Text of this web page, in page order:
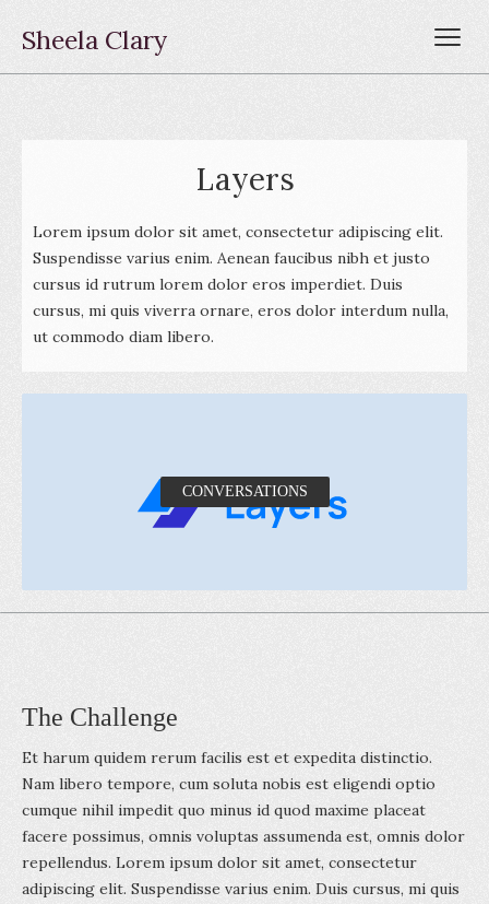
Sheela Clary
Layers
Lorem ipsum dolor sit amet, consectetur adipiscing elit.
Suspendisse varius enim. Aenean faucibus nibh et justo
cursus id rutrum lorem dolor eros imperdiet. Duis
cursus, mi quis viverra ornare, eros dolor interdum nulla,
ut commodo diam libero.
CONVERSATIONS
The Challenge
Et harum quidem rerum facilis est et expedita distinctio.
Nam libero tempore, cum soluta nobis est eligendi optio
cumque nihil impedit quo minus id quod maxime placeat
facere possimus, omnis voluptas assumenda est, omnis dolor
repellendus. Lorem ipsum dolor sit amet, consectetur
adipiscing elit. Suspendisse varius enim. Duis cursus, mi quis